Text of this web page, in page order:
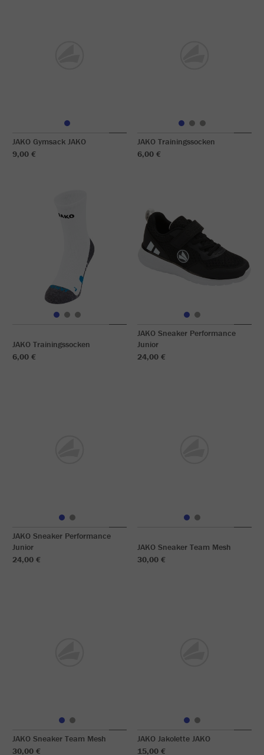
JAKO Gymsack JAKO
9,00 €
JAKO Trainingssocken
6,00 €
JAKO Trainingssocken
6,00 €
JAKO Sneaker Performance
Junior
24,00 €
JAKO Sneaker Performance
Junior
24,00 €
JAKO Sneaker Team Mesh
30,00 €
JAKO Sneaker Team Mesh
30,00 €
JAKO Jakolette JAKO
15,00 €